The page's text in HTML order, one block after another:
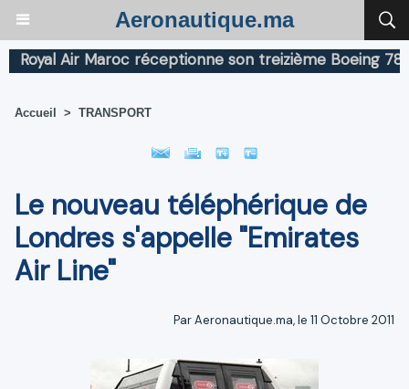
Aeronautique.ma
Air Maroc réceptionne son treizième Boeing 787
Accueil > TRANSPORT
Le nouveau téléphérique de
Londres s'appelle "Emirates
Air Line"
Par Aeronautique.ma, le 11 Octobre 2011